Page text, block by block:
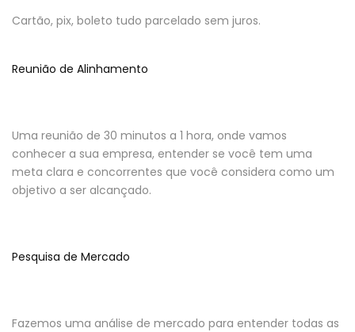
Cartão, pix, boleto tudo parcelado sem juros.
Reunião de Alinhamento
Uma reunião de 30 minutos a 1 hora, onde vamos
conhecer a sua empresa, entender se você tem uma
meta clara e concorrentes que você considera como um
objetivo a ser alcançado.
Pesquisa de Mercado
Fazemos uma análise de mercado para entender todas as